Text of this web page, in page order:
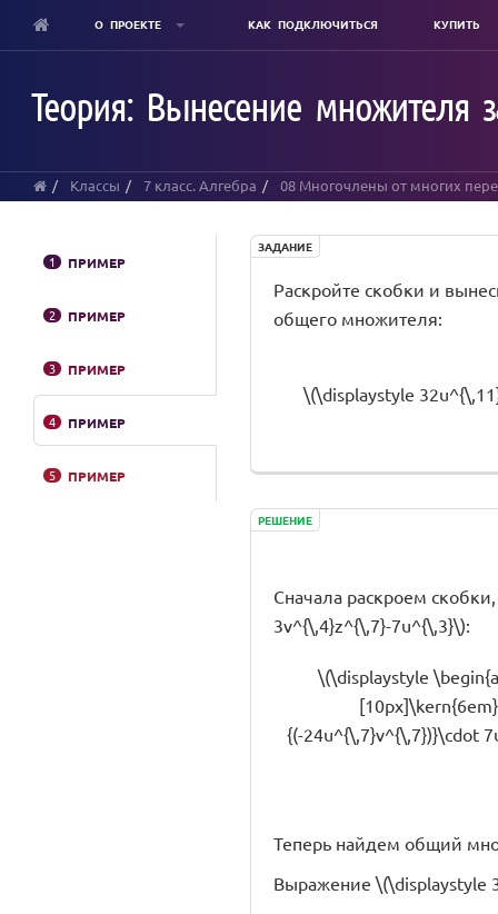
content
О ПРОЕКТЕ КАК ПОДКЛЮЧИТЬСЯ КУПИТЬ
Теория: Вынесение множителя
Классы 7 класс. Алгебра 08 Многочлены от многих
1 ПРИМЕР
2 ПРИМЕР
3 ПРИМЕР
4 ПРИМЕР
5 ПРИМЕР
ЗАДАНИЕ
Раскройте скобки и
общего множителя:
\(\displaystyle
РЕШЕНИЕ
Сначала раскроем
3v^{\,4}z^{\,7}-7u^{\,3}\):
\(\displaystyle
{(-24u^{\,7}v^{\,7})}\cdot
Теперь найдем общий
Выражение \(\displaystyle